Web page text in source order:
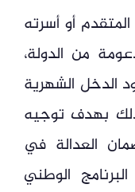
أو أسرته
من الدولة،
الدخل الشهرية
بهدف توجيه
العدالة في
الوطني